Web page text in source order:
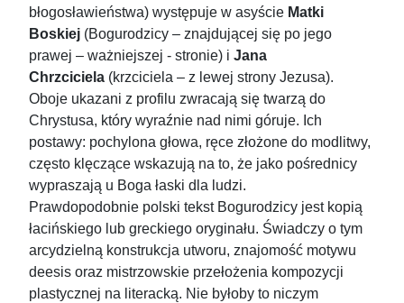
błogosławieństwa) występuje w asyście Matki
Boskiej (Bogurodzicy – znajdującej się po jego
prawej – ważniejszej - stronie) i Jana
Chrzciciela (krzciciela – z lewej strony Jezusa).
Oboje ukazani z profilu zwracają się twarzą do
Chrystusa, który wyraźnie nad nimi góruje. Ich
postawy: pochylona głowa, ręce złożone do modlitwy,
często klęczące wskazują na to, że jako pośrednicy
wypraszają u Boga łaski dla ludzi.
Prawdopodobnie polski tekst Bogurodzicy jest kopią
łacińskiego lub greckiego oryginału. Świadczy o tym
arcydzielną konstrukcja utworu, znajomość motywu
deesis oraz mistrzowskie przełożenia kompozycji
plastycznej na literacką. Nie byłoby to niczym